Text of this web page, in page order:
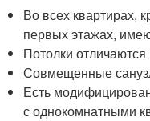
Во всех квартирах,
первых этажах,
Потолки
Совмещенные
Есть
с однокомнатными